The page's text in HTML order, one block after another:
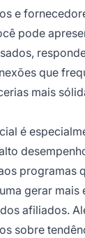
e
pode
que
mais
é
programas
gerar mais
afiliados.
sobre